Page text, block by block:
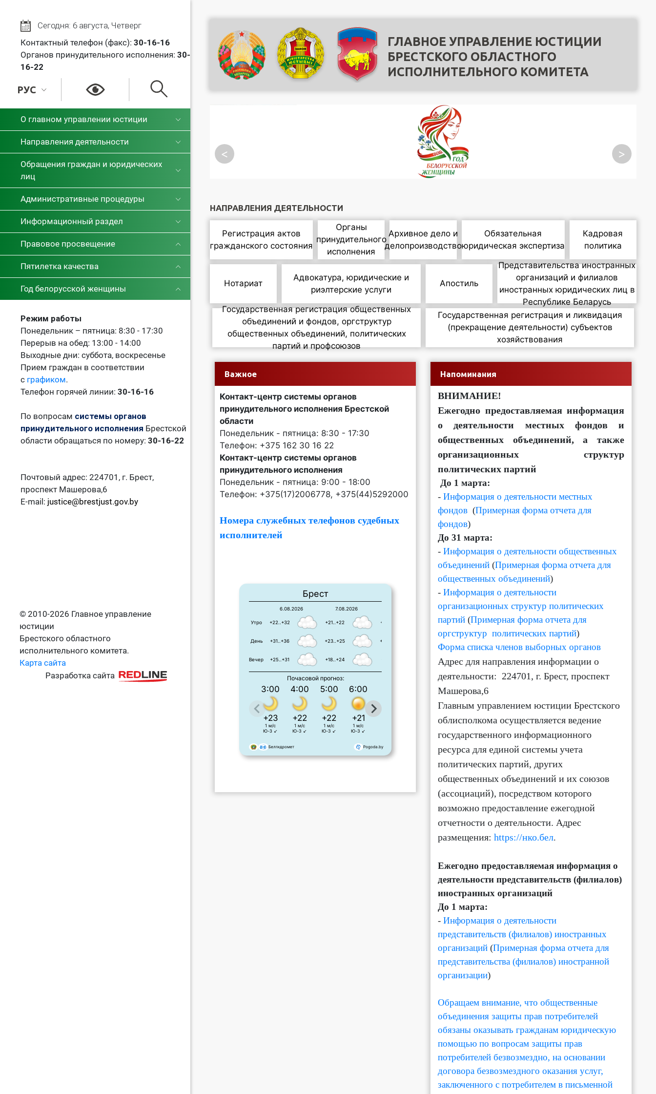
Сегодня: 6 августа, Четверг
Контактный телефон (факс): 30-16-16
Органов принудительного исполнения: 30-
16-22
РУС
О главном управлении юстиции
Направления деятельности
Обращения граждан и юридических
лиц
Административные процедуры
Информационный раздел
Правовое просвещение
Пятилетка качества
Год белорусской женщины
Режим работы
Понедельник – пятница: 8:30 - 17:30
Перерыв на обед: 13:00 - 14:00
Выходные дни: суббота, воскресенье
Прием граждан в соответствии
с графиком.
Телефон горячей линии: 30-16-16
По вопросам системы органов
принудительного исполнения Брестской
области обращаться по номеру: 30-16-22
Почтовый адрес: 224701, г. Брест,
проспект Машерова,6
E-mail: justice@brestjust.gov.by
© 2010-2026 Главное управление
юстиции
Брестского областного
исполнительного комитета.
Карта сайта
Разработка сайта
ГЛАВНОЕ УПРАВЛЕНИЕ ЮСТИЦИИ
БРЕСТСКОГО ОБЛАСТНОГО
ИСПОЛНИТЕЛЬНОГО КОМИТЕТА
< >
НАПРАВЛЕНИЯ ДЕЯТЕЛЬНОСТИ
Регистрация актов
гражданского состояния
Органы
принудительного
исполнения
Архивное дело и
делопроизводство
Обязательная
юридическая экспертиза
Кадровая
политика
Нотариат
Адвокатура, юридические и
риэлтерские услуги
Апостиль
Представительства иностранных
организаций и филиалов
иностранных юридических лиц в
Республике Беларусь
Государственная регистрация общественных
объединений и фондов, оргструктур
общественных объединений, политических
партий и профсоюзов
Государственная регистрация и ликвидация
(прекращение деятельности) субъектов
хозяйствования
Важное
Контакт-центр системы органов
принудительного исполнения Брестской
области
Понедельник - пятница: 8:30 - 17:30
Телефон: +375 162 30 16 22
Контакт-центр системы органов
принудительного исполнения
Понедельник - пятница: 9:00 - 18:00
Телефон: +375(17)2006778, +375(44)5292000
Номера служебных телефонов судебных
исполнителей
Брест
6.08.2026
+22..+32
+31..+36
+25..+31
7.08.2026
+21..+22
+23..+25
+18..+24
+15..+22
+25..+25
Вечер
День
Утро
Почасовой прогноз:
3:00
+23
1 м/с
Ю-З ↙
4:00
+22
1 м/с
Ю-З ↙
5:00
+22
1 м/с
Ю-З ↙
6:00
+21
1 м/с
Ю-З ↙
9:00
+25
10:00
+28 +30
2 м/с
+32 +33 +35
Pogoda.by
Белгидромет
Напоминания
ВНИМАНИЕ!
Ежегодно предоставляемая информация
о деятельности местных фондов и
общественных объединений, а также
организационных структур
политических партий
До 1 марта:
- Информация о деятельности местных
фондов (Примерная форма отчета для
фондов)
До 31 марта:
- Информация о деятельности общественных
объединений (Примерная форма отчета для
общественных объединений)
- Информация о деятельности
организационных структур политических
партий (Примерная форма отчета для
оргструктур политических партий)
Форма списка членов выборных органов
Адрес для направления информации о
деятельности: 224701, г. Брест, проспект
Машерова,6
Главным управлением юстиции Брестского
облисполкома осуществляется ведение
государственного информационного
ресурса для единой системы учета
политических партий, других
общественных объединений и их союзов
(ассоциаций), посредством которого
возможно предоставление ежегодной
отчетности о деятельности. Адрес
размещения: https://нко.бел.
Ежегодно предоставляемая информация о
деятельности представительств (филиалов)
иностранных организаций
До 1 марта:
- Информация о деятельности
представительств (филиалов) иностранных
организаций (Примерная форма отчета для
представительства (филиалов) иностранной
организации)
Обращаем внимание, что общественные
объединения защиты прав потребителей
обязаны оказывать гражданам юридическую
помощью по вопросам защиты прав
потребителей безвозмездно, на основании
договора безвозмездного оказания услуг,
заключенного с потребителем в письменной